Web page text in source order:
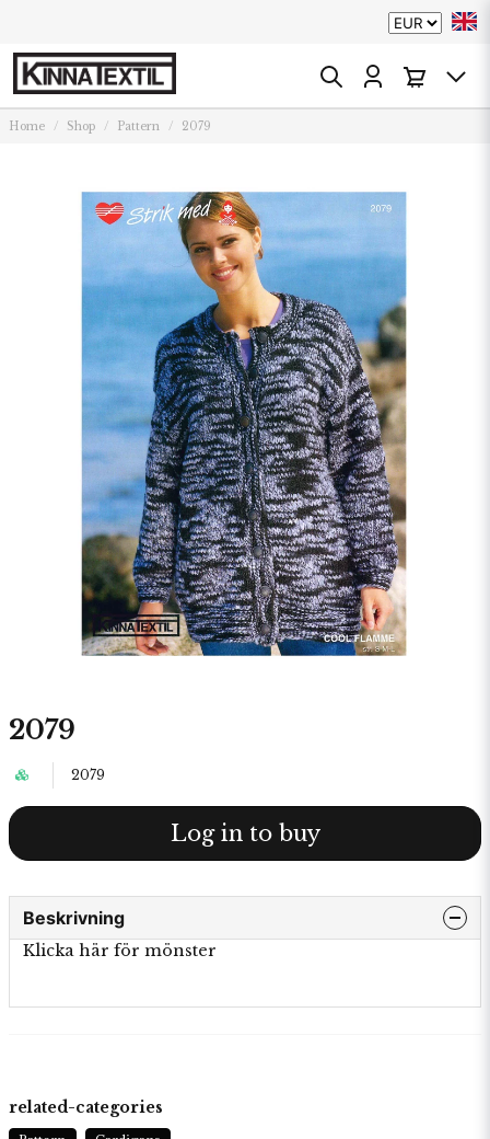
Home Shop Pattern 2079
2079
2079
Log in to buy
Beskrivning
Klicka här för mönster
related-categories